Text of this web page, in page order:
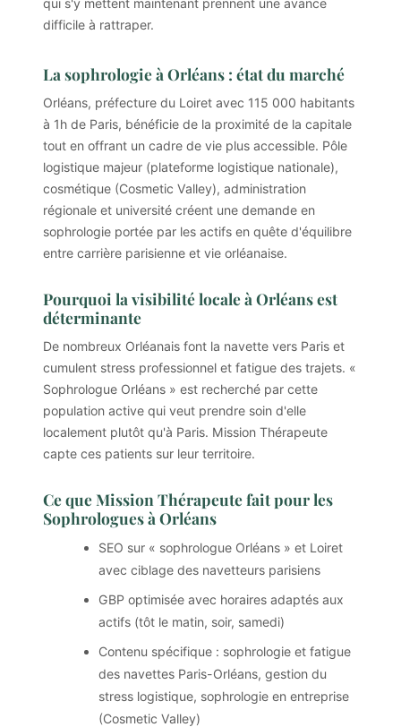
qui s'y mettent maintenant prennent une avance
difficile à rattraper.
La sophrologie à Orléans : état du marché
Orléans, préfecture du Loiret avec 115 000 habitants
à 1h de Paris, bénéficie de la proximité de la capitale
tout en offrant un cadre de vie plus accessible. Pôle
logistique majeur (plateforme logistique nationale),
cosmétique (Cosmetic Valley), administration
régionale et université créent une demande en
sophrologie portée par les actifs en quête d'équilibre
entre carrière parisienne et vie orléanaise.
Pourquoi la visibilité locale à Orléans est
déterminante
De nombreux Orléanais font la navette vers Paris et
cumulent stress professionnel et fatigue des trajets. «
Sophrologue Orléans » est recherché par cette
population active qui veut prendre soin d'elle
localement plutôt qu'à Paris. Mission Thérapeute
capte ces patients sur leur territoire.
Ce que Mission Thérapeute fait pour les
Sophrologues à Orléans
SEO sur « sophrologue Orléans » et Loiret
avec ciblage des navetteurs parisiens
GBP optimisée avec horaires adaptés aux
actifs (tôt le matin, soir, samedi)
Contenu spécifique : sophrologie et fatigue
des navettes Paris-Orléans, gestion du
stress logistique, sophrologie en entreprise
(Cosmetic Valley)